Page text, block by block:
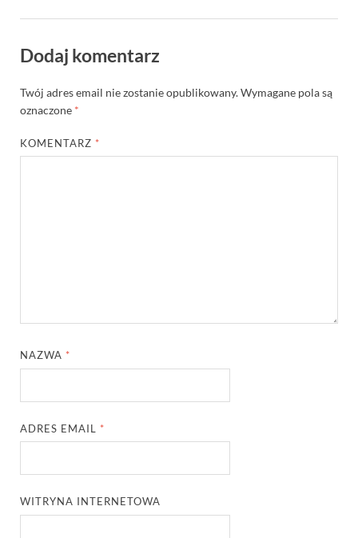
Dodaj komentarz
Twój adres email nie zostanie opublikowany.Wymagane pola są
oznaczone *
KOMENTARZ *
NAZWA *
ADRES EMAIL *
WITRYNA INTERNETOWA